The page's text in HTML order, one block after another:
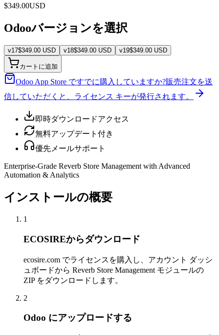
$349.00USD
Odooバージョンを選択
v17$349.00 USD v18$349.00 USD v19$349.00 USD
カートに追加
Odoo App Store ですでに購入していますか?販売注文を送
信していただくと、ライセンス キーが発行されます。
即時ダウンロードアクセス
無料アップデート付き
優先メールサポート
Enterprise-Grade Reverb Store Management with Advanced
Automation & Analytics
インストールの概要
1
ECOSIREからダウンロード
ecosire.com でライセンスを購入し、アカウント ダッシ
ュボードから Reverb Store Management モジュールの
ZIP をダウンロードします。
2
Odoo にアップロードする